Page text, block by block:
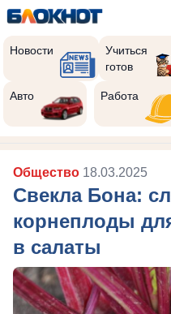
Новости
Учиться
готов
Авто Работа
Общество 18.03.2025
Свекла Бона:
корнеплоды
в салаты